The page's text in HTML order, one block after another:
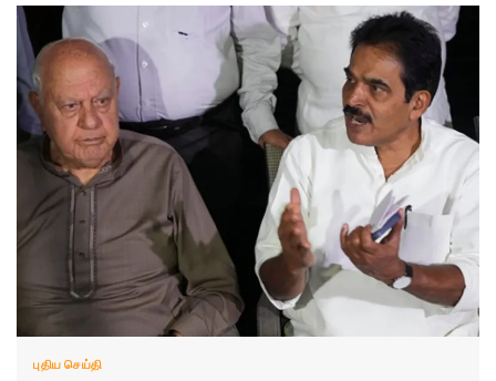
புதிய செய்தி